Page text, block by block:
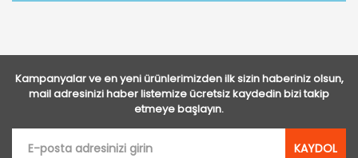
Kampanyalar ve en yeni ürünlerimizden ilk sizin haberiniz olsun,
mail adresinizi haber listemize ücretsiz kaydedin bizi takip
etmeye başlayın.
KAYDOL